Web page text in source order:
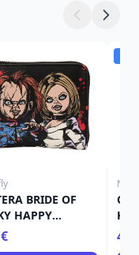
BRIDE OF
HAPPY
- LOUNGEFLY
Neca